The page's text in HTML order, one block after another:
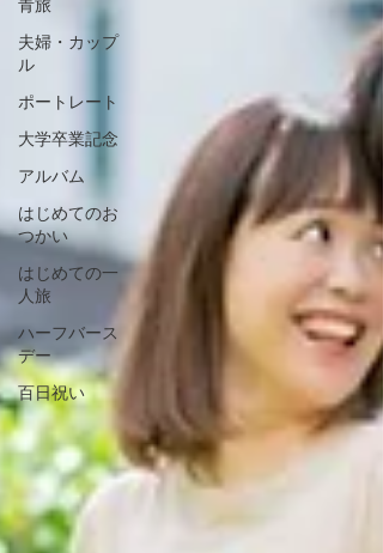
青旅
夫婦・カップ
ル
ポートレート
大学卒業記念
アルバム
はじめてのお
つかい
はじめての一
人旅
ハーフバース
デー
百日祝い